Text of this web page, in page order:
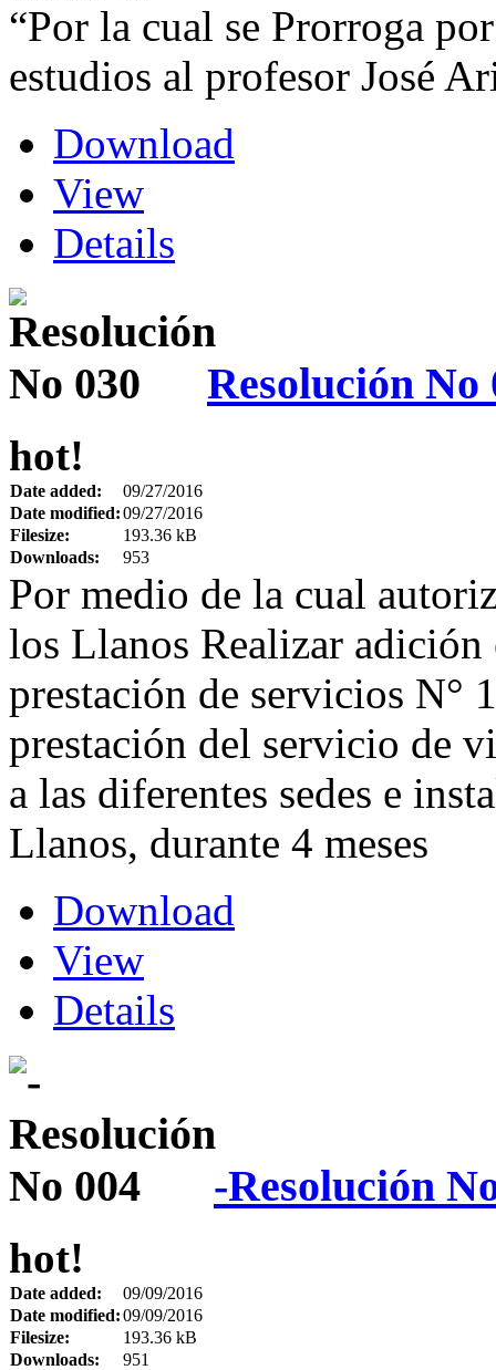
“Por la cual se Prorroga
estudios al profesor José
Download
View
Details
Resolución No
hot!
Date added:
09/27/2016
Date modified:09/27/2016
Filesize:
193.36 kB
Downloads:
953
Por medio de la cual
los Llanos Realizar
prestación de servicios N°
prestación del servicio de
a las diferentes sedes e
Llanos, durante 4 meses
Download
View
Details
-Resolución
hot!
Date added:
09/09/2016
Date modified:09/09/2016
Filesize:
193.36 kB
Downloads:
951